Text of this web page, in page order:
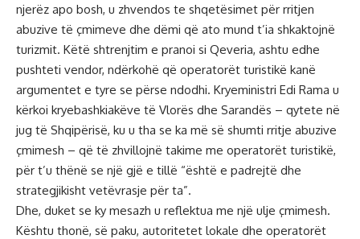
njerëz apo bosh, u zhvendos te shqetësimet për rritjen
abuzive të çmimeve dhe dëmi që ato mund t’ia shkaktojnë
turizmit. Këtë shtrenjtim e pranoi si Qeveria, ashtu edhe
pushteti vendor, ndërkohë që operatorët turistikë kanë
argumentet e tyre se përse ndodhi. Kryeministri Edi Rama u
kërkoi kryebashkiakëve të Vlorës dhe Sarandës – qytete në
jug të Shqipërisë, ku u tha se ka më së shumti rritje abuzive
çmimesh – që të zhvillojnë takime me operatorët turistikë,
për t’u thënë se një gjë e tillë “është e padrejtë dhe
strategjikisht vetëvrasje për ta”.
Dhe, duket se ky mesazh u reflektua me një ulje çmimesh.
Kështu thonë, së paku, autoritetet lokale dhe operatorët